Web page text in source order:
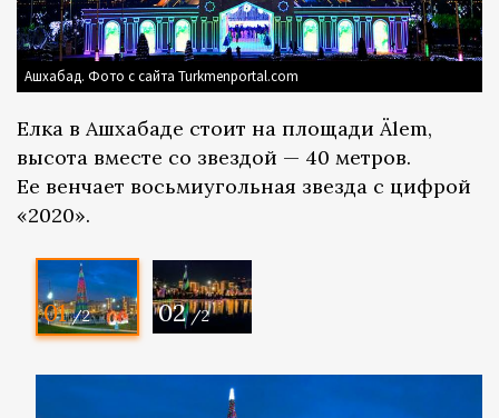
Ашхабад. Фото с сайта Turkmenportal.com
Елка в Ашхабаде стоит на площади Älem,
высота вместе со звездой — 40 метров.
Ее венчает восьмиугольная звезда с цифрой
«2020».
01 /2 02 /2